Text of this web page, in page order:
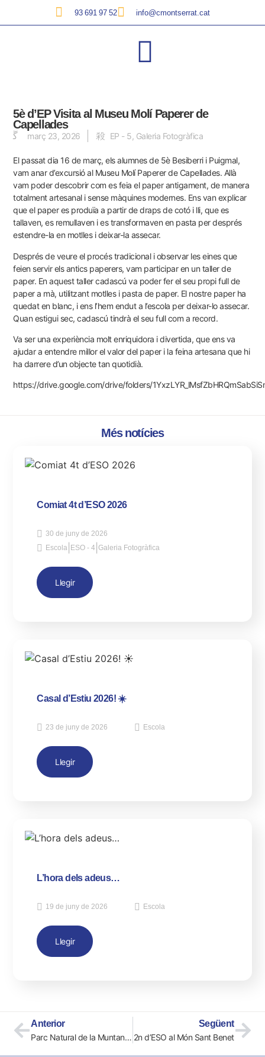
93 691 97 52 info@cmontserrat.cat
5è d’EP Visita al Museu Molí Paperer de
Capellades
març 23, 2026 EP - 5 Galeria Fotogràfica
El passat dia 16 de març, els alumnes de 5è Besiberri i Puigmal,
vam anar d’excursió al Museu Molí Paperer de Capellades. Allà
vam poder descobrir com es feia el paper antigament, de manera
totalment artesanal i sense màquines modernes. Ens van explicar
que el paper es produïa a partir de draps de cotó i lli, que es
tallaven, es remullaven i es transformaven en pasta per després
estendre-la en motlles i deixar-la assecar.
Després de veure el procés tradicional i observar les eines que
feien servir els antics paperers, vam participar en un taller de
paper. En aquest taller cadascú va poder fer el seu propi full de
paper a mà, utilitzant motlles i pasta de paper. El nostre paper ha
quedat en blanc, i ens l’hem endut a l’escola per deixar-lo assecar.
Quan estigui sec, cadascú tindrà el seu full com a record.
Va ser una experiència molt enriquidora i divertida, que ens va
ajudar a entendre millor el valor del paper i la feina artesana que hi
ha darrere d’un objecte tan quotidià.
https://drive.google.com/drive/folders/
Més notícies
Comiat 4t d’ESO 2026
30 de juny de 2026
Escola ESO - 4 |Galeria Fotogràfica
Llegir
Casal d’Estiu 2026! ☀️
23 de juny de 2026 Escola
Llegir
L’hora dels adeus…
19 de juny de 2026 Escola
Llegir
Anterior
Parc Natural de la Muntanya de Montserrat
Següent
2n d’ESO al Món Sant Benet